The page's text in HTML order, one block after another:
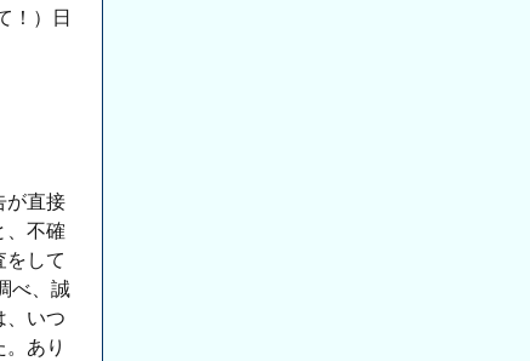
！）日
が直接
、不確
をして
べ、誠
、いつ
あり